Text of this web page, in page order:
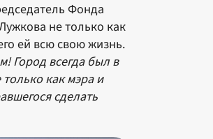
Фонда
не только как
ей всю свою жизнь.
Город всегда был в
как мэра и
сделать